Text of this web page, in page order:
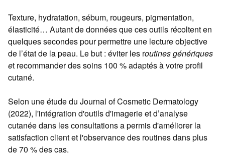
Texture, hydratation, sébum, rougeurs, pigmentation,
élasticité… Autant de données que ces outils récoltent en
quelques secondes pour permettre une lecture objective
de l’état de la peau. Le but : éviter les routines génériques
et recommander des soins 100 % adaptés à votre profil
cutané.
Selon une étude du Journal of Cosmetic Dermatology
(2022), l'intégration d'outils d'imagerie et d’analyse
cutanée dans les consultations a permis d'améliorer la
satisfaction client et l'observance des routines dans plus
de 70 % des cas.